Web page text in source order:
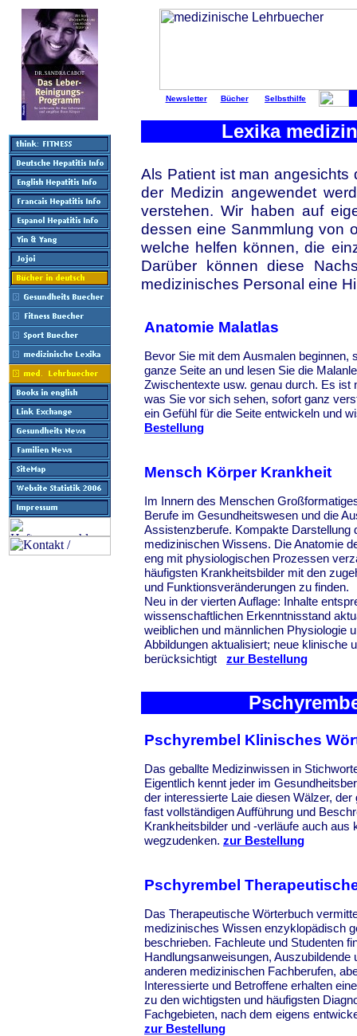
Newsletter Bücher Selbsthilfe
Lexika
Als Patient ist man
der Medizin angewendet
verstehen. Wir haben auf
dessen eine Sanmmlung von
welche helfen können, die
Darüber können diese
medizinisches Personal eine
Anatomie Malatlas
Bevor Sie mit dem Ausmalen beginnen,
ganze Seite an und lesen Sie die
Zwischentexte usw. genau durch. Es ist
was Sie vor sich sehen, sofort ganz
ein Gefühl für die Seite entwickeln und
Bestellung
Mensch Körper Krankheit
Im Innern des Menschen
Berufe im Gesundheitswesen und die
Assistenzberufe. Kompakte Darstellung
medizinischen Wissens. Die Anatomie
eng mit physiologischen Prozessen
häufigsten Krankheitsbilder mit den
und Funktionsveränderungen zu finden.
Neu in der vierten Auflage: Inhalte
wissenschaftlichen Erkenntnisstand
weiblichen und männlichen Physiologie
Abbildungen aktualisiert; neue klinische
berücksichtigt zur Bestellung
Pschyrembel Klinisches
Das geballte Medizinwissen in
Eigentlich kennt jeder im
der interessierte Laie diesen Wälzer,
fast vollständigen Aufführung und
Krankheitsbilder und -verläufe auch aus
wegzudenken. zur Bestellung
Pschyrembel
Das Therapeutische Wörterbuch
medizinisches Wissen enzyklopädisch
beschrieben. Fachleute und Studenten
Handlungsanweisungen, Auszubildende
anderen medizinischen Fachberufen,
Interessierte und Betroffene erhalten
zu den wichtigsten und häufigsten
Fachgebieten, nach dem eigens
zur Bestellung